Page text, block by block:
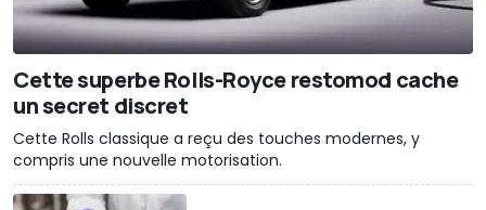
Cette superbe Rolls-Royce restomod cache
un secret discret
Cette Rolls classique a reçu des touches modernes, y
compris une nouvelle motorisation.